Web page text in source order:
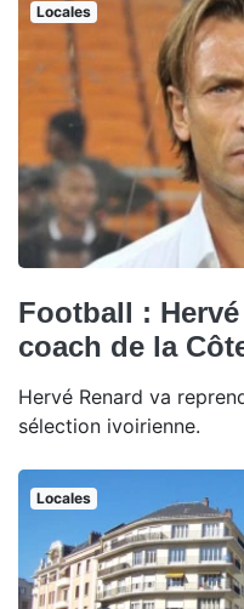
Locales
Football :
coach de la
Hervé Renard va
sélection ivoirienne.
Locales